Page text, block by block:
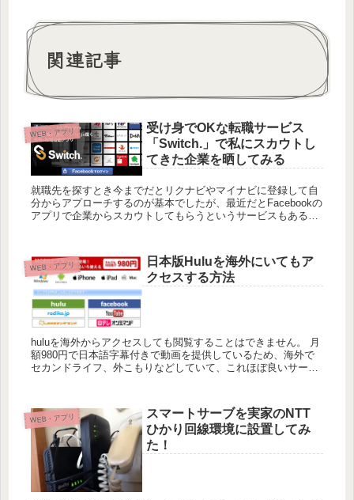
関連記事
WEB・アプリ
受け身でOKな転職サービス
「Switch.」で私にスカウトし
てきた企業を晒してみる
就職先を探すとき今までだとリクナビやマイナビに登録して自
分からアプローチするのが基本でしたが、最近だとFacebookの
アプリで企業からスカウトしてもらうというサービスもあると
WEB・アプリ
日本版Huluを海外にいてもア
クセスする方法
huluを海外からアクセスしても閲覧することはできません。 月
額980円で日本語字幕付きで動画を提供しているため、海外で
セカンドライフ、外こもりなどしていて、これほぼ良いサービ
WEB・アプリ
スマートサーブを実家のNTT
ひかり回線環境に設置してみ
た！